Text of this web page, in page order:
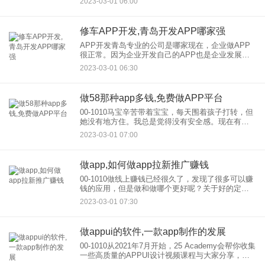
经过去，互联网的价值已经进入工业互联网时代。
修车APP开发,青岛开发APP哪家强
APP开发青岛专业的公司是哪家现在，企业做APP
很正常。因为企业开发自己的APP也是企业发展的
需要。当然，保证app开发质量的关键是选择开发优
秀的app开发公司那么app开发和青岛的专业是公
2023-03-01 06:30
做58那种app多钱,免费做APP平台
00-1010马宝辛苦带着宝宝，每天围着孩子打转，但
她没有地方住。我总是觉得没有安全感。现在有很
多正规免费的赚钱应用，不缺0投资的安全平台。你
可以在呆在家里看孩子的时候做。平台必须是正规
2023-03-01 07:00
做app,如何做app拉新推广赚钱
00-1010做线上赚钱已经很久了，发现了很多可以赚
钱的应用，但是做和做哪个更好呢？关于好的定
义，我是这样理解的。我能赚的多，取款速度和金
额也快。重要的是我不需要担心自己。然而，对于
2023-03-01 07:30
做appui的软件,一款app制作的发展
00-1010从2021年7月开始，25 Academy会帮你收集
一些高质量的APPUI设计视频课程与大家分享，让